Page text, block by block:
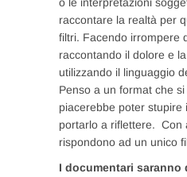
raccontare la realtà per
filtri. Facendo irrompere
raccontando il dolore e
utilizzando il linguaggio
Penso a un format che
piacerebbe poter stupire
portarlo a riflettere. Con
rispondono ad un unico
I documentari saranno